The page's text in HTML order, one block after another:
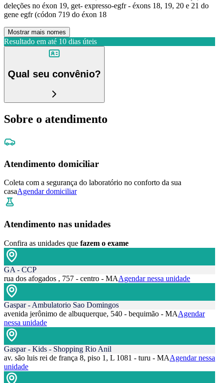
deleções no éxon 19, get- expresso-egfr - éxons 18, 19, 20 e 21 do
gene egfr (códon 719 do éxon 18
Mostrar mais nomes
Resultado em até 10 dias úteis
Qual seu convênio?
Sobre o atendimento
Atendimento domiciliar
Coleta com a segurança do laboratório no conforto da sua
casaAgendar domiciliar
Atendimento nas unidades
Confira as unidades que fazem o exame
GA - CCP
rua dos afogados , 757 - centro - MAAgendar nessa unidade
Gaspar - Ambulatorio Sao Domingos
avenida jerônimo de albuquerque, 540 - bequimão - MAAgendar
nessa unidade
Gaspar - Kids - Shopping Rio Anil
av. são luis rei de frança 8, piso 1, L 1081 - turu - MAAgendar nessa
unidade